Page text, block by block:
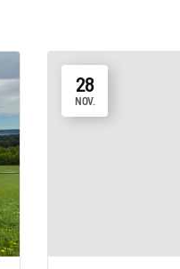
28
NOV.